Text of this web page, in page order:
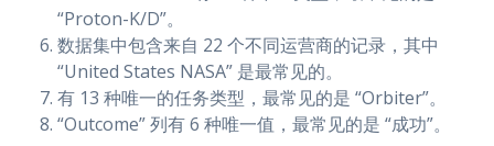
“Proton-K/D”。
数据集中包含来自 22 个不同运营商的记录，其中
“United States NASA” 是最常见的。
有 13 种唯一的任务类型，最常见的是 “Orbiter”。
“Outcome” 列有 6 种唯一值，最常见的是 “成功”。